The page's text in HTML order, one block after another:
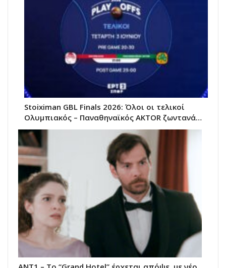
Stoiximan GBL Finals 2026: Όλοι οι τελικοί
Ολυμπιακός – Παναθηναϊκός AKTOR ζωντανά…